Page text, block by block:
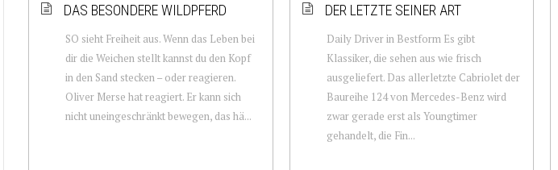
DAS BESONDERE WILDPFERD
SO sieht Freiheit aus. Wenn das Leben bei
dir die Weichen stellt kannst du den Kopf
in den Sand stecken – oder reagieren.
Oliver Merse hat reagiert. Er kann sich
nicht uneingeschränkt bewegen, das hä...
DER LETZTE SEINER ART
Daily Driver in Bestform Es gibt
Klassiker, die sehen aus wie frisch
ausgeliefert. Das allerletzte Cabriolet der
Baureihe 124 von Mercedes-Benz wird
zwar gerade erst als Youngtimer
gehandelt, die Fin...